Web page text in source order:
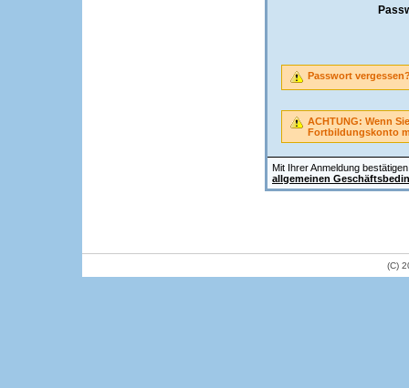
Mit Ihrer Anmeldung
allgemeinen
Passwort
ACHTUNG: Wenn
Fortbildungskonto
(C)